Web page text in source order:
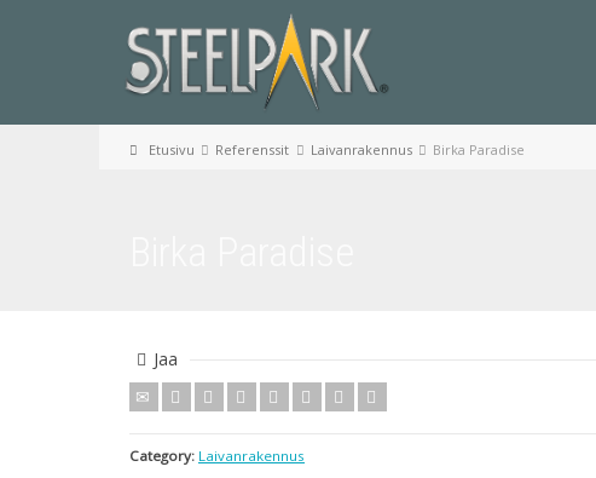
Etusivu Referenssit Laivanrakennus Birka Paradise
Jaa
Category: Laivanrakennus